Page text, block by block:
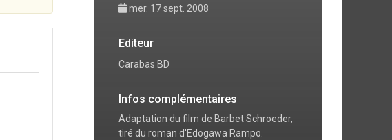
mer. 17 sept. 2008
Editeur
Carabas BD
Infos complémentaires
Adaptation du film de Barbet Schroeder,
tiré du roman d'Edogawa Rampo.